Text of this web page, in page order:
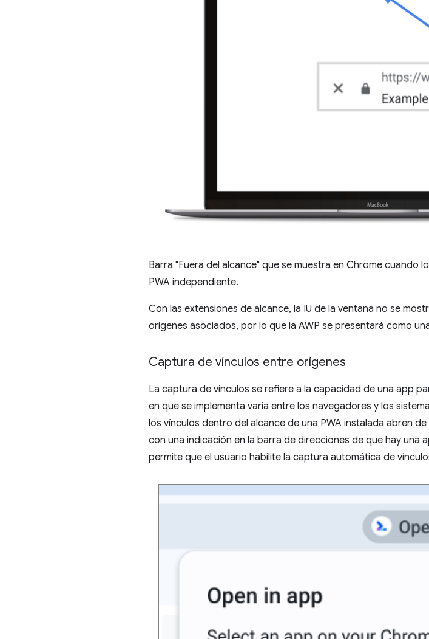
Barra "Fuera del alcance" que se muestra en Chrome cuando
PWA independiente.
Con las extensiones de alcance, la IU de la ventana no se
orígenes asociados, por lo que la AWP se presentará como
Captura de vínculos entre orígenes
La captura de vínculos se refiere a la capacidad de una app
en que se implementa varía entre los navegadores y los
los vínculos dentro del alcance de una PWA instalada abren
con una indicación en la barra de direcciones de que hay una
permite que el usuario habilite la captura automática de